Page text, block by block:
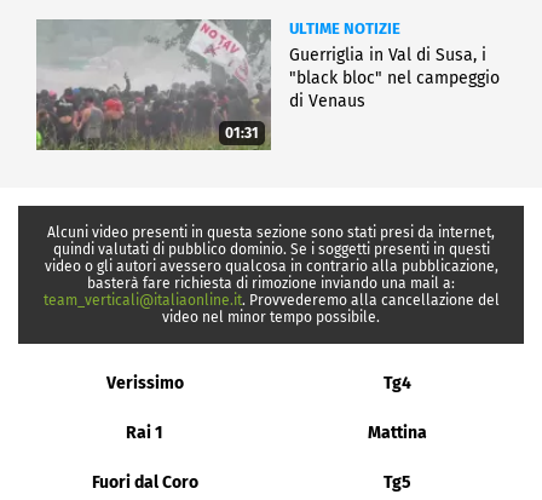
01:31
ULTIME NOTIZIE
Guerriglia in Val di Susa, i
"black bloc" nel campeggio
di Venaus
Alcuni video presenti in questa sezione sono stati presi da internet,
quindi valutati di pubblico dominio. Se i soggetti presenti in questi
video o gli autori avessero qualcosa in contrario alla pubblicazione,
basterà fare richiesta di rimozione inviando una mail a:
team_verticali@italiaonline.it. Provvederemo alla cancellazione del
video nel minor tempo possibile.
Verissimo Tg4
Rai 1 Mattina
Fuori dal Coro Tg5